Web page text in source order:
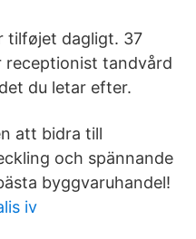
tilføjet dagligt. 37
receptionist tandvård
du letar efter.
att bidra till
och spännande
byggvaruhandel!
iv